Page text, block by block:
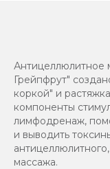
Антицеллюлитное
Грейпфрут"
коркой" и
компоненты
лимфодренаж,
и выводить
массажа.